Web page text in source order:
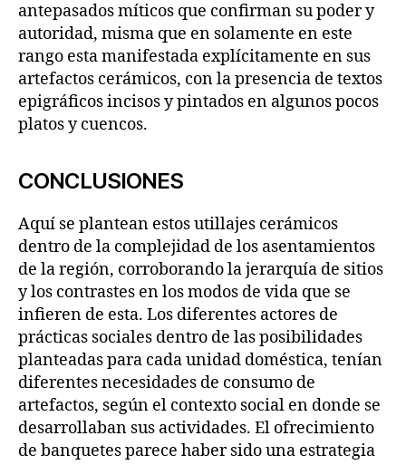
antepasados míticos que confirman su poder y
autoridad, misma que en solamente en este
rango esta manifestada explícitamente en sus
artefactos cerámicos, con la presencia de textos
epigráficos incisos y pintados en algunos pocos
platos y cuencos.
CONCLUSIONES
Aquí se plantean estos utillajes cerámicos
dentro de la complejidad de los asentamientos
de la región, corroborando la jerarquía de sitios
y los contrastes en los modos de vida que se
infieren de esta. Los diferentes actores de
prácticas sociales dentro de las posibilidades
planteadas para cada unidad doméstica, tenían
diferentes necesidades de consumo de
artefactos, según el contexto social en donde se
desarrollaban sus actividades. El ofrecimiento
de banquetes parece haber sido una estrategia